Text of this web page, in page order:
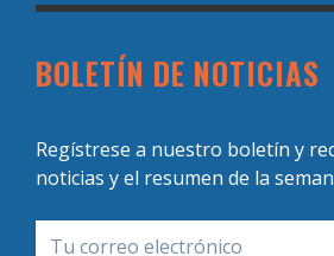
BOLETÍN DE NOTICIAS
Regístrese a nuestro boletín y
noticias y el resumen de la